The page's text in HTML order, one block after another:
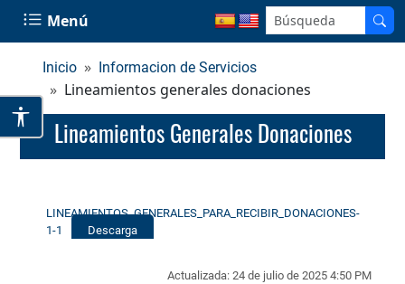
Menú
Inicio Informacion de Servicios
Lineamientos generales donaciones
Lineamientos Generales Donaciones
LINEAMIENTOS_GENERALES_PARA_RECIBIR_DONACIONES-
1-1
Descarga
Actualizada: 24 de julio de 2025 4:50 PM